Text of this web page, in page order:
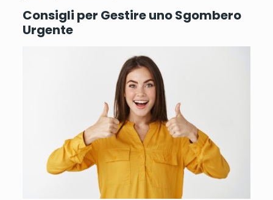
Consigli per Gestire uno Sgombero
Urgente